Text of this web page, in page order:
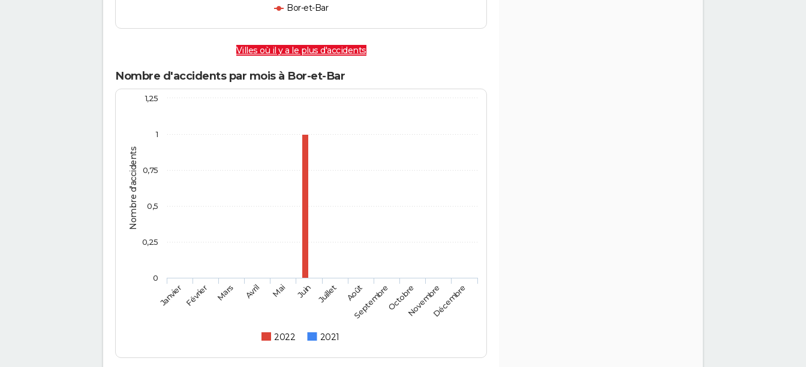
Bor-et-Bar
Villes où il y a le plus d'accidents
Nombre d'accidents par mois à Bor-et-Bar
Nombre d'accidents
2022 2021
JanvierFévrier Mars Avril Mai Juin Juillet Août
SeptembreOctobreNovembreDécembre
0
1
0,25
0,5
0,75
1,25